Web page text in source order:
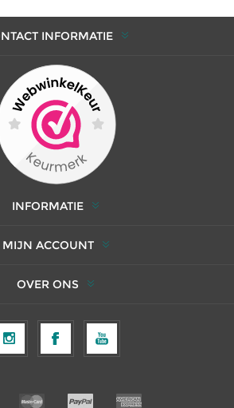
INFORMATIE
INFORMATIE
MIJN ACCOUNT
OVER ONS